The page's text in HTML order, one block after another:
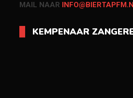
MAIL NAAR
KEMPENAAR